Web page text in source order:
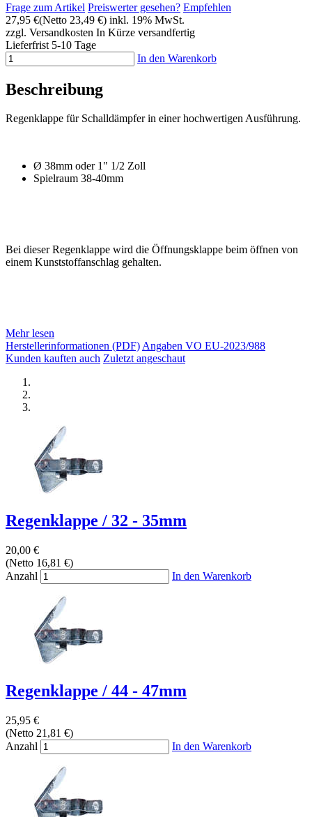
Frage zum Artikel Preiswerter gesehen? Empfehlen
27,95 €(Netto 23,49 €) inkl. 19% MwSt.
zzgl. Versandkosten In Kürze versandfertig
Lieferfrist 5-10 Tage
In den Warenkorb
Beschreibung
Regenklappe für Schalldämpfer in einer hochwertigen Ausführung.
Ø 38mm oder 1" 1/2 Zoll
Spielraum 38-40mm
Bei dieser Regenklappe wird die Öffnungsklappe beim öffnen von
einem Kunststoffanschlag gehalten.
Mehr lesen
Herstellerinformationen (PDF)Angaben VO EU-2023/988
Kunden kauften auch Zuletzt angeschaut
Regenklappe / 32 - 35mm
20,00 €
(Netto 16,81 €)
Anzahl
In den Warenkorb
Regenklappe / 44 - 47mm
25,95 €
(Netto 21,81 €)
Anzahl
In den Warenkorb